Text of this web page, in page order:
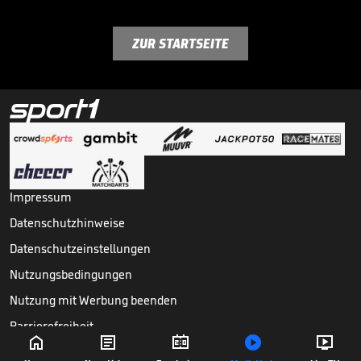
    
ZUR STARTSEITE
Impressum
Datenschutzhinweise
Datenschutzeinstellungen
Nutzungsbedingungen
Nutzung mit Werbung beenden
Barrierefreiheit
Copyright © Sport1 GmbH. Alle Rechte vorbehalten.